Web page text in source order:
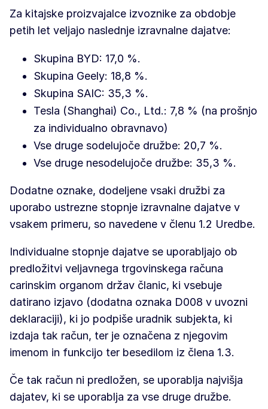
Za kitajske proizvajalce izvoznike za obdobje
petih let veljajo naslednje izravnalne dajatve:
Skupina BYD: 17,0 %.
Skupina Geely: 18,8 %.
Skupina SAIC: 35,3 %.
Tesla (Shanghai) Co., Ltd.: 7,8 % (na prošnjo
za individualno obravnavo)
Vse druge sodelujoče družbe: 20,7 %.
Vse druge nesodelujoče družbe: 35,3 %.
Dodatne oznake, dodeljene vsaki družbi za
uporabo ustrezne stopnje izravnalne dajatve v
vsakem primeru, so navedene v členu 1.2 Uredbe.
Individualne stopnje dajatve se uporabljajo ob
predložitvi veljavnega trgovinskega računa
carinskim organom držav članic, ki vsebuje
datirano izjavo (dodatna oznaka D008 v uvozni
deklaraciji), ki jo podpiše uradnik subjekta, ki
izdaja tak račun, ter je označena z njegovim
imenom in funkcijo ter besedilom iz člena 1.3.
Če tak račun ni predložen, se uporablja najvišja
dajatev, ki se uporablja za vse druge družbe.